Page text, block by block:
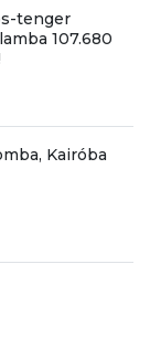
tenger
107.680
Kairóba